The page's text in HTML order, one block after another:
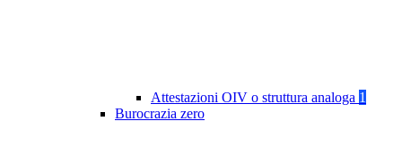
Attestazioni OIV o struttura analoga 1
Burocrazia zero